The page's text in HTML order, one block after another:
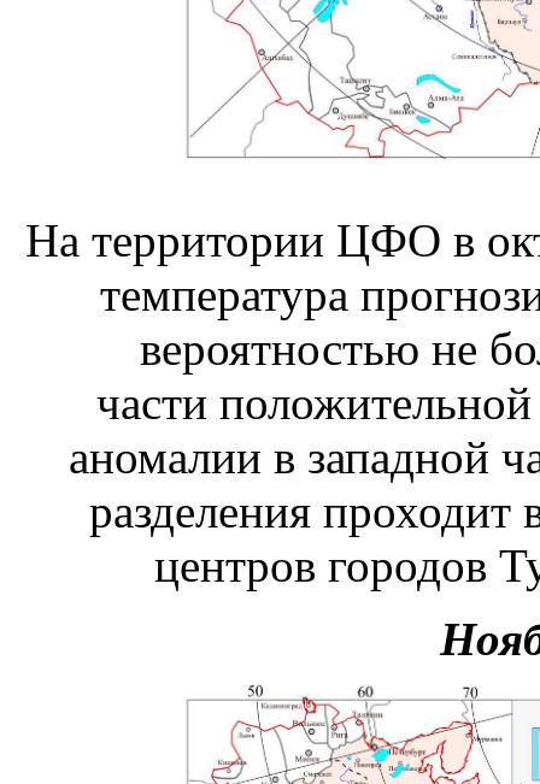
На территории ЦФО в
температура
вероятностью не
части
аномалии в западной
разделения
центров городов